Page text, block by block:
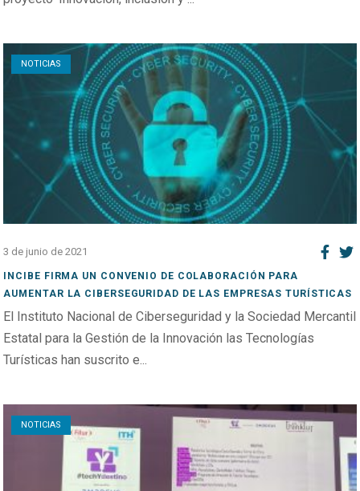
NOTICIAS
Open post
3 de junio de 2021
INCIBE FIRMA UN CONVENIO DE COLABORACIÓN PARA
AUMENTAR LA CIBERSEGURIDAD DE LAS EMPRESAS TURÍSTICAS
El Instituto Nacional de Ciberseguridad y la Sociedad Mercantil
Estatal para la Gestión de la Innovación las Tecnologías
Turísticas han suscrito e...
NOTICIAS
Open post